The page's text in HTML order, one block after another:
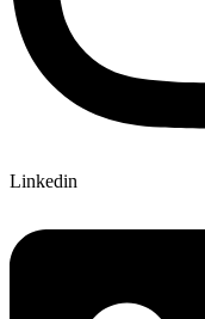
Linkedin